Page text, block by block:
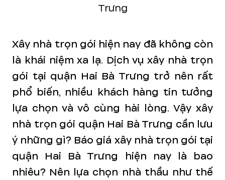
Trưng
Xây nhà trọn gói hiện nay đã không còn
là khái niệm xa lạ. Dịch vụ xây nhà trọn
gói tại quận Hai Bà Trưng trở nên rất
phổ biến, nhiều khách hàng tin tưởng
lựa chọn và vô cùng hài lòng. Vậy xây
nhà trọn gói quận Hai Bà Trưng cần lưu
ý những gì? Báo giá xây nhà trọn gói tại
quận Hai Bà Trưng hiện nay là bao
nhiêu? Nên lựa chọn nhà thầu như thế